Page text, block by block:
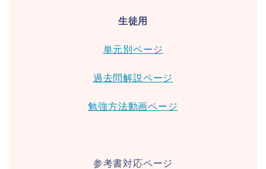
生徒用
単元別ページ
過去問解説ページ
勉強方法動画ページ
参考書対応ページ